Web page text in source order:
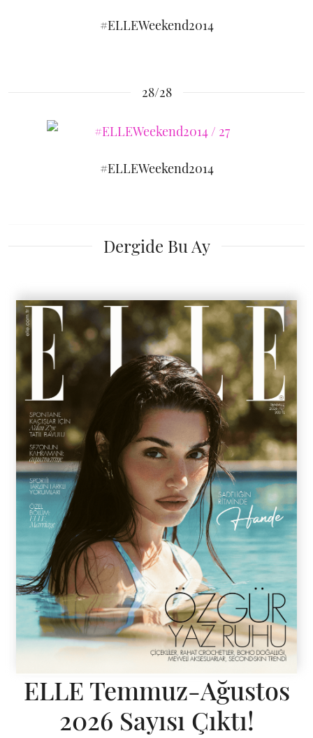
#ELLEWeekend2014
28/28
#ELLEWeekend2014
Dergide Bu Ay
ELLE Temmuz-Ağustos
2026 Sayısı Çıktı!